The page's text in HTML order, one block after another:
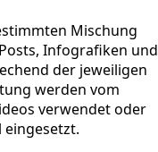
Mischung
Infografiken und
der jeweiligen
werden vom
verwendet oder